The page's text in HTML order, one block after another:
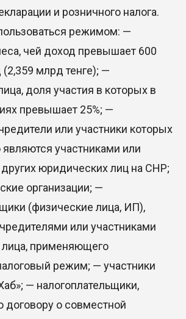
и розничного налога.
режимом: —
чей доход превышает 600
млрд тенге); —
доля участия в которых в
превышает 25%; —
или участники которых
участниками или
юридических лиц на СНР;
организации; —
(физические лица, ИП),
или участниками
применяющего
режим; — участники
— налогоплательщики,
договору о совместной